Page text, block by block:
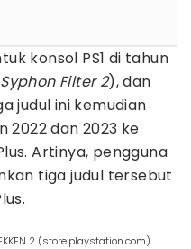
konsol PS1 di tahun
Syphon Filter 2), dan
judul ini kemudian
2022 dan 2023 ke
Artinya, pengguna
tiga judul tersebut
2 (store.playstation.com)